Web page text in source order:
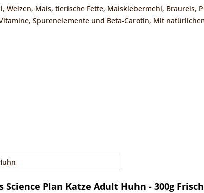
Weizen, Mais, tierische Fette, Maisklebermehl, Braureis,
Spurenelemente und Beta-Carotin, Mit
Plan Katze Adult Huhn - 300g